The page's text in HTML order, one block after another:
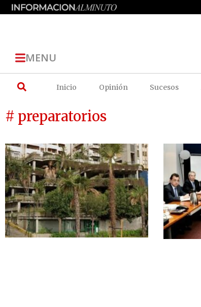
MENU
Inicio Opinión Sucesos
# preparatorios